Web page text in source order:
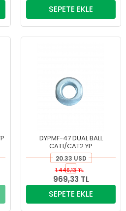
SEPETE EKLE
DYPMF-47 DUAL BALL
CAT1/CAT2 YP
20.33 USD
969,33 TL
1.446,13 TL
SEPETE EKLE